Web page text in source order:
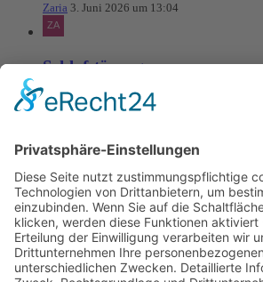
Zaria 3. Juni 2026 um 13:04
Schlafstörungen
Zaria 3. Juni 2026 um 13:03
Ms word to PDF
Manuellsen 28. Mai 2026 um 10:31
Künstliche Intelligenz in der
Plattformentwicklung